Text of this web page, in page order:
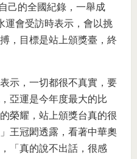
己的全國紀錄，一舉成
運會受訪時表示，會以挑
，目標是站上頒獎臺，終
示，一切都很不真實，要
亞運是今年度最大的比
榮耀，站上頒獎台真的很
王冠閎透露，看著中華奧
「真的說不出話，很感